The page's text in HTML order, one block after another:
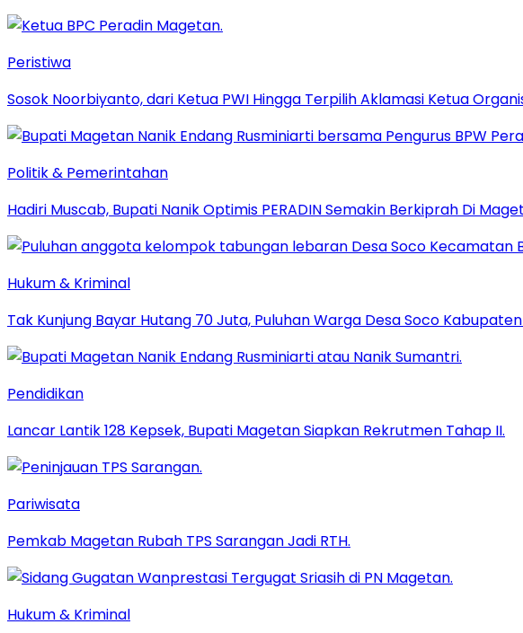
Peristiwa
Sosok Noorbiyanto, dari Ketua PWI Hingga Terpilih Aklamasi Ketua
Politik & Pemerintahan
Hadiri Muscab, Bupati Nanik Optimis PERADIN Semakin Berkiprah Di
Hukum & Kriminal
Tak Kunjung Bayar Hutang 70 Juta, Puluhan Warga Desa Soco
Pendidikan
Lancar Lantik 128 Kepsek, Bupati Magetan Siapkan Rekrutmen Tahap II.
Pariwisata
Pemkab Magetan Rubah TPS Sarangan Jadi RTH.
Hukum & Kriminal